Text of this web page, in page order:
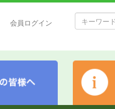
会員ログイン